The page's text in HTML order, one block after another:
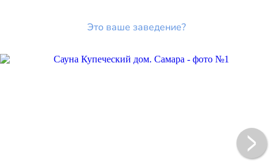
Это ваше заведение?